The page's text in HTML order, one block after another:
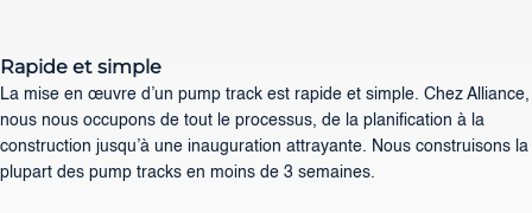
Rapide et simple
La mise en œuvre d’un pump track est rapide et simple. Chez Alliance,
nous nous occupons de tout le processus, de la planification à la
construction jusqu’à une inauguration attrayante. Nous construisons la
plupart des pump tracks en moins de 3 semaines.